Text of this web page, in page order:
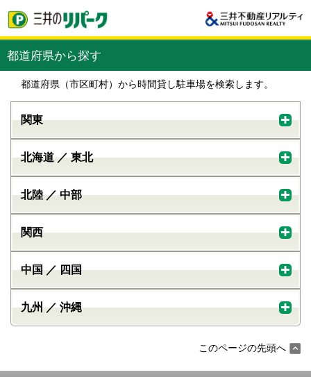
都道府県から探す
都道府県（市区町村）から時間貸し駐車場を検索します。
関東
北海道 ／ 東北
北陸 ／ 中部
関西
中国 ／ 四国
九州 ／ 沖縄
このページの先頭へ